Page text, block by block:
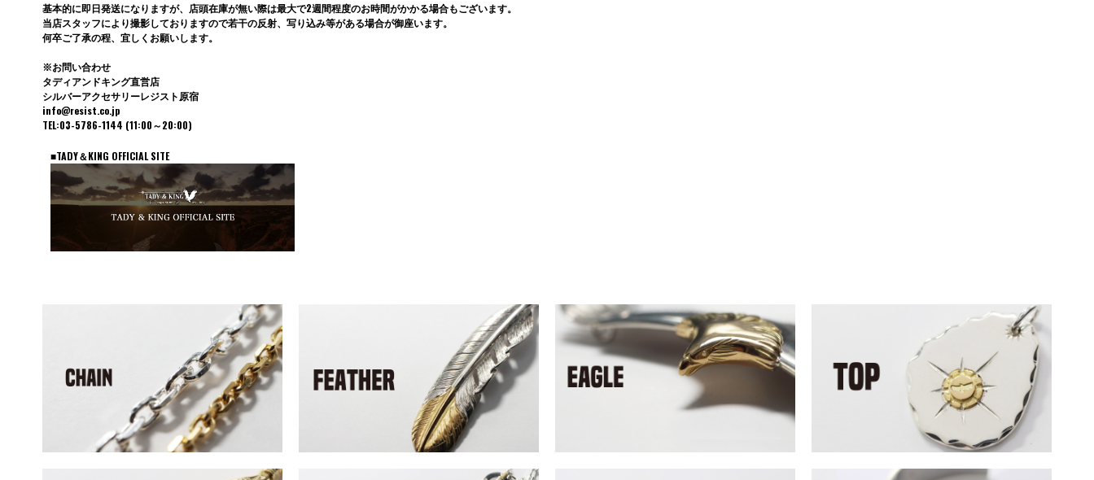
基本的に即日発送になりますが、店頭在庫が無い際は最大で2週間程度のお時間がかかる場合もございます。
当店スタッフにより撮影しておりますので若干の反射、写り込み等がある場合が御座います。
何卒ご了承の程、宜しくお願いします。
※お問い合わせ
タディアンドキング直営店
シルバーアクセサリーレジスト原宿
info@resist.co.jp
TEL:03-5786-1144 (11:00～20:00)
■TADY＆KING OFFICIAL SITE